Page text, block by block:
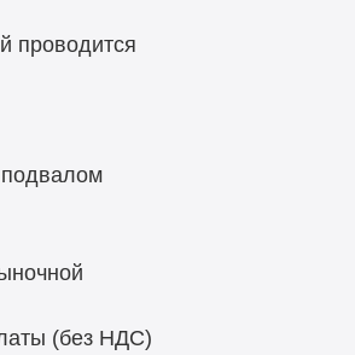
проводится
(без НДС)